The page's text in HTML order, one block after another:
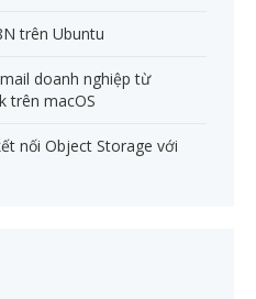
trên Ubuntu
doanh nghiệp từ
trên macOS
nối Object Storage với